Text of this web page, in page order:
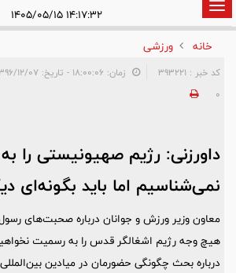
تغییر
وضعیت
ناوبری
۱۴:۱۷:۳۲ ۱۴۰۵/۰۵/۱۵
خانه
ورزشی
کد خبر : 393221 زمان: ۱۸:۰۰:۰۶ - تاریخ: ۱۳۹۶/۱۲/۰۷
0
داورزنی: رژیم صهیونیستی را
نمی‌شناسیم اما باید بگونه‌ای
معاون وزیر ورزش و جوانان درباره صحبت‌های
هیچ وجه رژیم اشغالگر قدس را به رسمیت
درباره بحث چگونگی حضورمان در میادین